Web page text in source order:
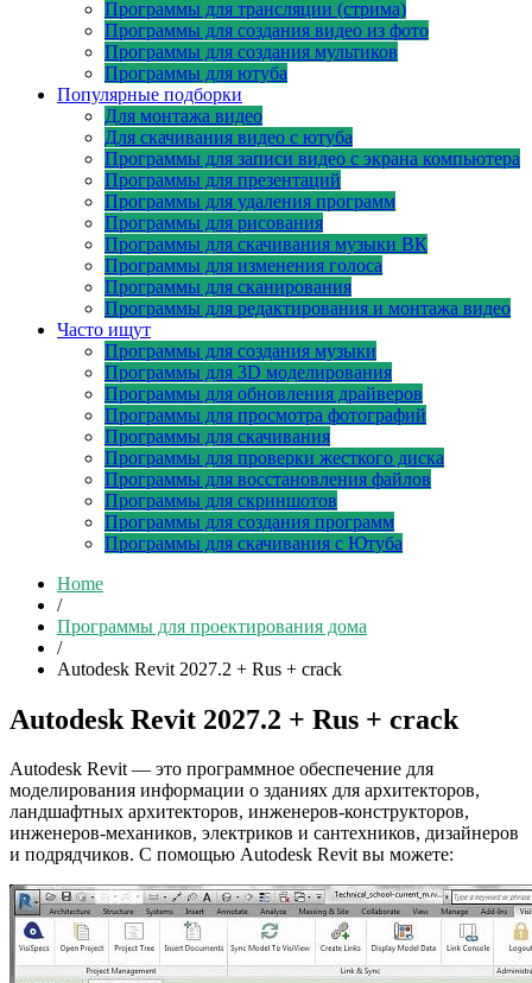
Программы для трансляции (стрима)
Программы для создания видео из фото
Программы для создания мультиков
Программы для ютуба
Популярные подборки
Для монтажа видео
Для скачивания видео с ютуба
Программы для записи видео с экрана компьютера
Программы для презентаций
Программы для удаления программ
Программы для рисования
Программы для скачивания музыки ВК
Программы для изменения голоса
Программы для сканирования
Программы для редактирования и монтажа видео
Часто ищут
Программы для создания музыки
Программы для 3D моделирования
Программы для обновления драйверов
Программы для просмотра фотографий
Программы для скачивания
Программы для проверки жесткого диска
Программы для восстановления файлов
Программы для скриншотов
Программы для создания программ
Программы для скачивания с Ютуба
Home
/
Программы для проектирования дома
/
Autodesk Revit 2027.2 + Rus + crack
Autodesk Revit 2027.2 + Rus + crack
Autodesk Revit — это программное обеспечение для
моделирования информации о зданиях для архитекторов,
ландшафтных архитекторов, инженеров-конструкторов,
инженеров-механиков, электриков и сантехников, дизайнеров
и подрядчиков. С помощью Autodesk Revit вы можете: